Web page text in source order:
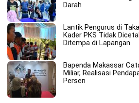
Darah
Lantik Pengurus di
Kader PKS Tidak
Ditempa di Lapangan
Bapenda Makassar
Miliar, Realisasi
Persen